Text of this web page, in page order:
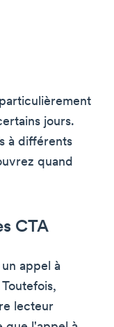
jours.
à différents
quand
CTA
appel à
lecteur